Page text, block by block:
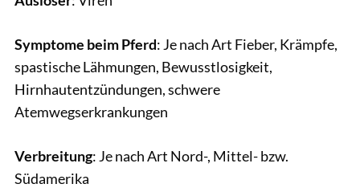
Symptome beim Pferd: Je nach Art Fieber, Krämpfe,
spastische Lähmungen, Bewusstlosigkeit,
Hirnhautentzündungen, schwere
Atemwegserkrankungen
Verbreitung: Je nach Art Nord-, Mittel- bzw.
Südamerika